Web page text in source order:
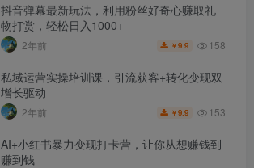
抖音弹幕最新玩法，利用粉丝好奇心赚取礼
物打赏，轻松日入1000+
2年前 ￥9.9 158
私域运营实操培训课，引流获客+转化变现双
增长驱动
2年前 ￥9.9 153
AI+小红书暴力变现打卡营，让你从想赚钱到
赚到钱